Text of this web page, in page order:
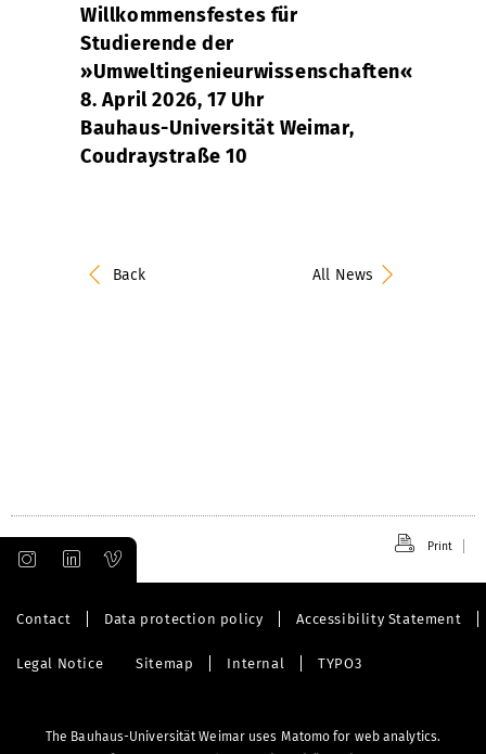
Willkommensfestes für
Studierende der
»Umweltingenieurwissenschaften«
8. April 2026, 17 Uhr
Bauhaus-Universität Weimar,
Coudraystraße 10
Back All News
Print
Contact Data protection policy Accessibility Statement
Legal Notice Sitemap Internal TYPO3
The Bauhaus-Universität Weimar uses Matomo for web analytics.